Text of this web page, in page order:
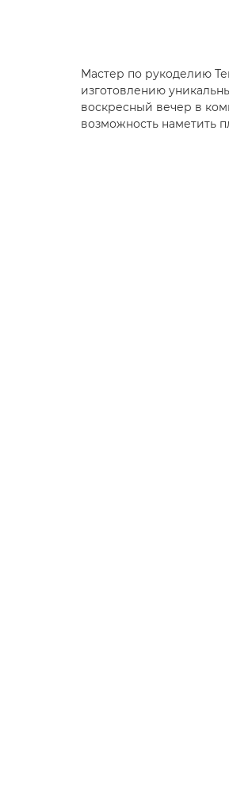
Мастер по рукоделию
изготовлению
воскресный вечер в
возможность наметить